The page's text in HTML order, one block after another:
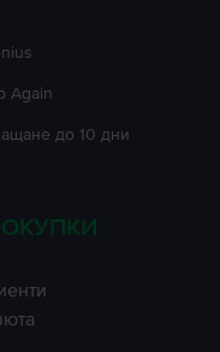
Again
до 10 дни